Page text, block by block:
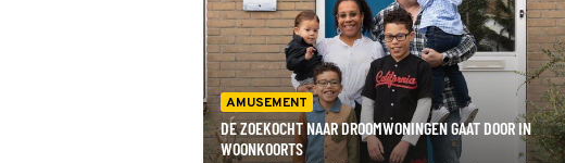
AMUSEMENT
DE ZOEKOCHT NAAR DROOMWONINGEN GAAT DOOR IN
WOONKOORTS